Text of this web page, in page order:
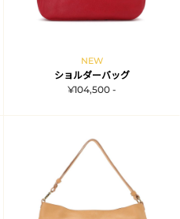
NEW
ショルダーバッグ
¥104,500 -